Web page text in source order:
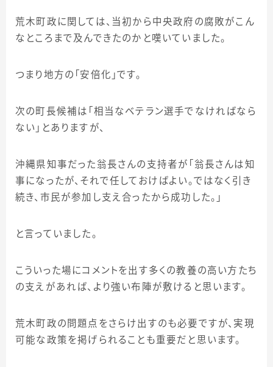
荒木町政に関しては、当初から中央政府の腐敗がこん
なところまで及んできたのかと嘆いていました。
つまり地方の「安倍化」です。
次の町長候補は「相当なベテラン選手でなければなら
ない」とありますが、
沖縄県知事だった翁長さんの支持者が「翁長さんは知
事になったが、それで任しておけばよい。ではなく引き
続き、市民が参加し支え合ったから成功した。」
と言っていました。
こういった場にコメントを出す多くの教養の高い方たち
の支えがあれば、より強い布陣が敷けると思います。
荒木町政の問題点をさらけ出すのも必要ですが、実現
可能な政策を掲げられることも重要だと思います。